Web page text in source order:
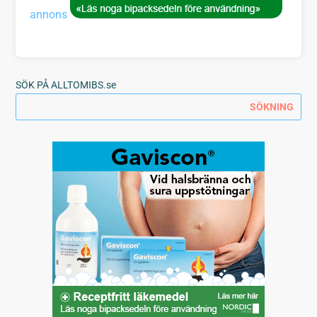
annons
SÖK PÅ ALLTOMIBS.se